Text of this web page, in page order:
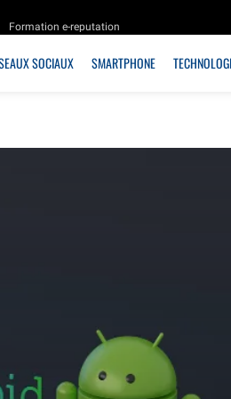
Formation e-reputation
SOCIAUX SMARTPHONE